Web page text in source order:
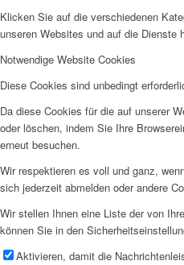
Klicken Sie auf die verschiedenen
unseren Websites und auf die Dienste
Notwendige Website Cookies
Diese Cookies sind unbedingt
Da diese Cookies für die auf unserer
oder löschen, indem Sie Ihre
erneut besuchen.
Wir respektieren es voll und ganz,
sich jederzeit abmelden oder andere
Wir stellen Ihnen eine Liste der von
können Sie in den
Aktivieren, damit die